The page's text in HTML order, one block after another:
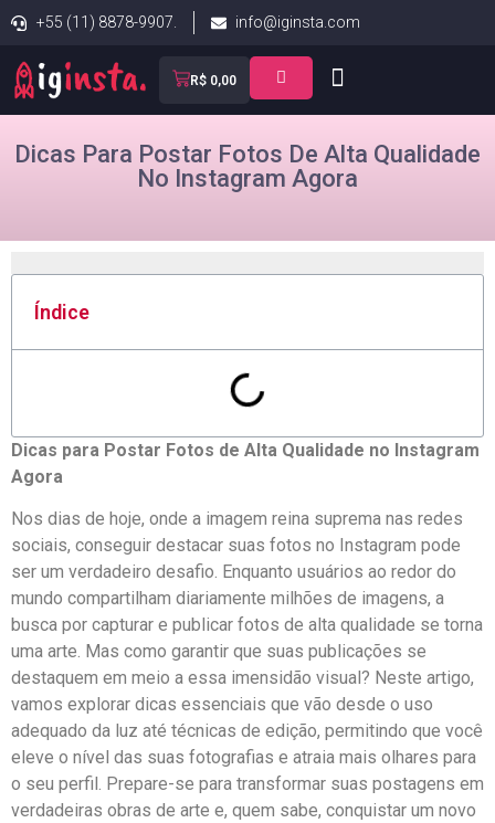
+55 (11) 8878-9907. info@iginsta.com
R$ 0,00
Dicas Para Postar Fotos De Alta Qualidade
No Instagram Agora
Índice
Dicas ⁢para Postar⁤ Fotos de Alta Qualidade no Instagram
Agora
Nos dias de hoje,​ onde a imagem reina ⁢suprema nas ​redes
sociais, conseguir destacar suas fotos no Instagram pode
ser ​um verdadeiro ​desafio. Enquanto usuários ao⁣ redor do
mundo compartilham diariamente milhões de ​imagens,‌ a
busca por capturar e publicar fotos de alta qualidade se torna
uma arte. Mas como ⁢garantir que suas publicações se
⁢destaquem em meio a essa imensidão visual? ⁢Neste artigo,
vamos ⁤explorar dicas essenciais que vão desde o uso
adequado da⁣ luz até técnicas de edição, ‍permitindo que⁤ você
eleve o nível das ‌suas fotografias ⁢e atraia mais olhares para
o​ seu perfil. Prepare-se​ para transformar suas ⁤postagens ​em
verdadeiras obras de arte e, quem ‌sabe, conquistar um novo